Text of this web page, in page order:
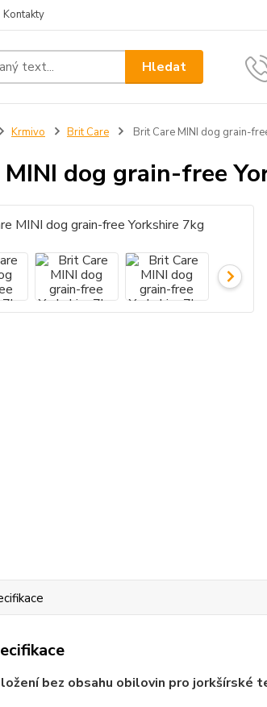
Kontakty
Hledat
Krmivo Brit Care Brit Care MINI dog grain-
dog grain-free
bez obsahu obilovin pro jorkšírské